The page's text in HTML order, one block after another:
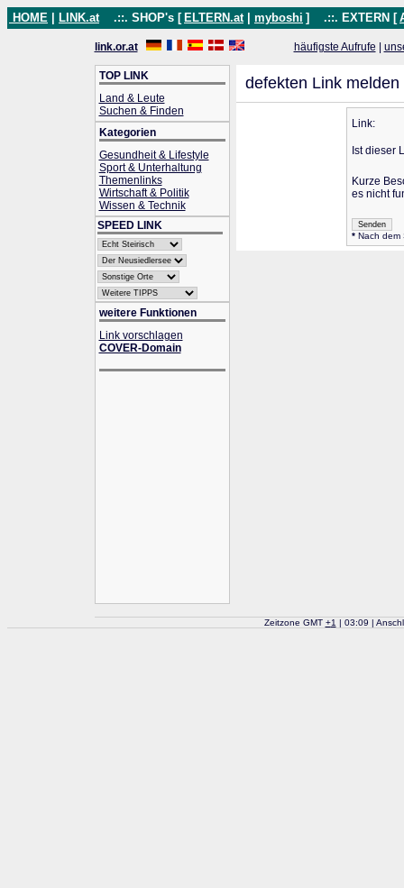
HOME LINK.at .::. SHOP's [ ELTERN.at myboshi ] .::. EXTERN [
link.or.at häufigste Aufrufe
TOP LINK
Land & Leute
Suchen & Finden
Kategorien
Gesundheit & Lifestyle
Sport & Unterhaltung
Themenlinks
Wirtschaft & Politik
Wissen & Technik
SPEED LINK
weitere Funktionen
Link vorschlagen
COVER-Domain
defekten Link melden
Link:
Ist dieser
Kurze
es nicht
*Nach dem
Zeitzone GMT +1 | 03:09 |